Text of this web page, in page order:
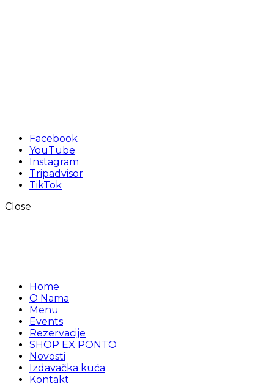
Facebook
YouTube
Instagram
Tripadvisor
TikTok
Close
Home
O Nama
Menu
Events
Rezervacije
SHOP EX PONTO
Novosti
Izdavačka kuća
Kontakt